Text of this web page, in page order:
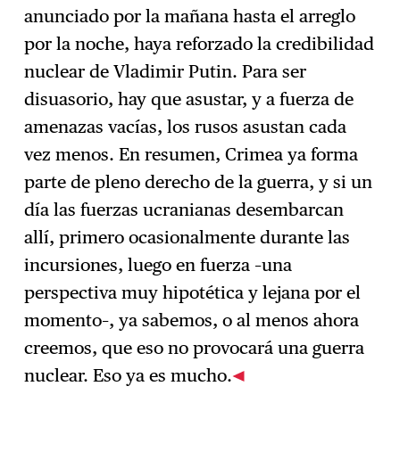
anunciado por la mañana hasta el arreglo
por la noche, haya reforzado la credibilidad
nuclear de Vladimir Putin. Para ser
disuasorio, hay que asustar, y a fuerza de
amenazas vacías, los rusos asustan cada
vez menos. En resumen, Crimea ya forma
parte de pleno derecho de la guerra, y si un
día las fuerzas ucranianas desembarcan
allí, primero ocasionalmente durante las
incursiones, luego en fuerza –una
perspectiva muy hipotética y lejana por el
momento–, ya sabemos, o al menos ahora
creemos, que eso no provocará una guerra
nuclear. Eso ya es mucho.